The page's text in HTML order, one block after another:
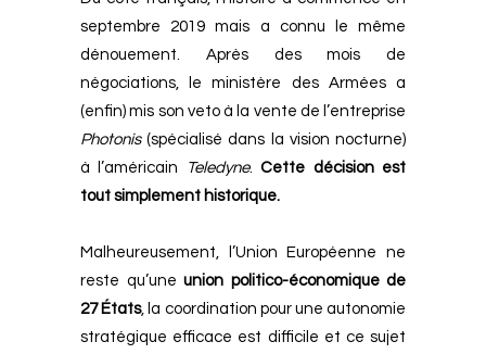
septembre 2019 mais a connu le même
dénouement. Après des mois de
négociations, le ministère des Armées a
(enfin) mis son veto à la vente de l’entreprise
Photonis(spécialisé dans la vision nocturne)
à l’américain
Teledyne. Cette décision est
tout simplement historique.
Malheureusement, l’Union Européenne ne
reste qu’une union politico-économique de
27 États, la coordination pour une autonomie
stratégique efficace est difficile et ce sujet